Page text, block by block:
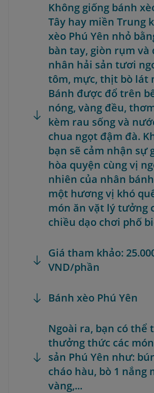
Không giống bánh
Tây hay miền Trung
xèo Phú Yên nhỏ
bàn tay, giòn rụm và
nhân hải sản tươi
tôm, mực, thịt bò lát
Bánh được đổ trên
nóng, vàng đều,
kèm rau sống và
chua ngọt đậm đà.
bạn sẽ cảm nhận sự
hòa quyện cùng vị
nhiên của nhân
một hương vị khó
món ăn vặt lý tưởng
chiều dạo chơi phố
Giá tham khảo:
VND/phần
Bánh xèo Phú Yên
Ngoài ra, bạn có thể
thưởng thức các
sản Phú Yên như:
cháo hàu, bò 1 nắng
vàng,...